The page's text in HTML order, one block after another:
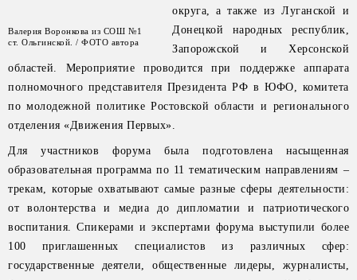
Валерия Воронкова из СОШ №1
ст. Ольгинской. / ФОТО автора
округа, а также из Луганской и
Донецкой народных республик,
Запорожской и Херсонской
областей. Мероприятие проводится при поддержке аппарата
полномочного представителя Президента РФ в ЮФО, комитета
по молодежной политике Ростовской области и регионального
отделения «Движения Первых».
Для участников форума была подготовлена насыщенная
образовательная программа по 11 тематическим направлениям –
трекам, которые охватывают самые разные сферы деятельности:
от волонтерства и медиа до дипломатии и патриотического
воспитания. Спикерами и экспертами форума выступили более
100 приглашенных специалистов из различных сфер:
государственные деятели, общественные лидеры, журналисты,